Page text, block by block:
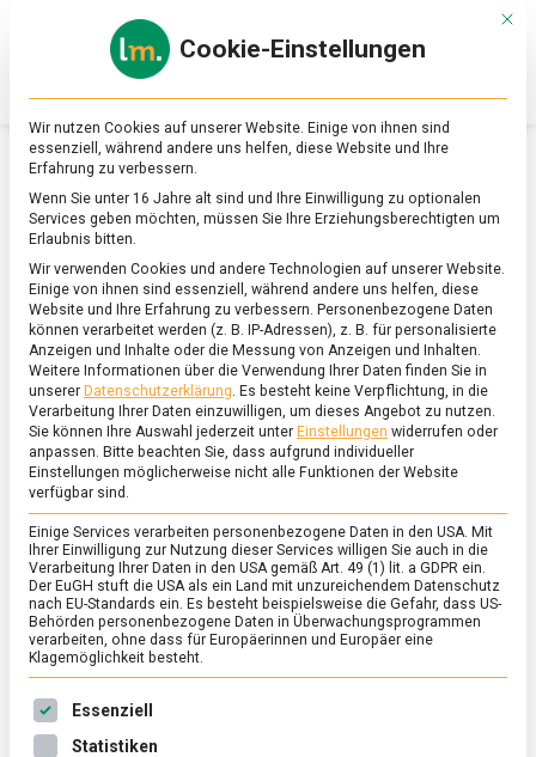
Online-
Magazin
zu
&
Ernährung
SCHLAGWORT:BLAUSCHIMMELKÄSE
ERNÄHRUNG & GESUNDHEIT /FEATURED
Echter Käse ohne Muh?
2. Dezember 2022
Echter
Potentielles Hindernis zum Veganismus: Ein Leben
ohne Käse ist möglich, aber sinnlos.
Mit
Cookie-Einstellungen
Wir nutzen Cookies auf unserer Website. Einige von ihnen sind
essenziell, während andere uns helfen, diese Website und Ihre
Erfahrung zu verbessern.
Wenn Sie unter 16 Jahre alt sind und Ihre Einwilligung zu optionalen
Services geben möchten, müssen Sie Ihre Erziehungsberechtigten um
Erlaubnis bitten.
Wir verwenden Cookies und andere Technologien auf unserer Website.
Einige von ihnen sind essenziell, während andere uns helfen, diese
Website und Ihre Erfahrung zu verbessern. Personenbezogene Daten
können verarbeitet werden (z. B. IP-Adressen), z. B. für personalisierte
Anzeigen und Inhalte oder die Messung von Anzeigen und Inhalten.
Weitere Informationen über die Verwendung Ihrer Daten finden Sie in
unserer Datenschutzerklärung. Es besteht keine Verpflichtung, in die
Verarbeitung Ihrer Daten einzuwilligen, um dieses Angebot zu nutzen.
Sie können Ihre Auswahl jederzeit unter Einstellungen widerrufen oder
anpassen. Bitte beachten Sie, dass aufgrund individueller
Einstellungen möglicherweise nicht alle Funktionen der Website
verfügbar sind.
Einige Services verarbeiten personenbezogene Daten in den USA. Mit
Ihrer Einwilligung zur Nutzung dieser Services willigen Sie auch in die
Verarbeitung Ihrer Daten in den USA gemäß Art. 49 (1) lit. a GDPR ein.
Der EuGH stuft die USA als ein Land mit unzureichendem Datenschutz
nach EU-Standards ein. Es besteht beispielsweise die Gefahr, dass US-
Behörden personenbezogene Daten in Überwachungsprogrammen
verarbeiten, ohne dass für Europäerinnen und Europäer eine
Klagemöglichkeit besteht.
Es folgt eine Liste der Service-Gruppen, für die eine
Essenziell
Statistiken